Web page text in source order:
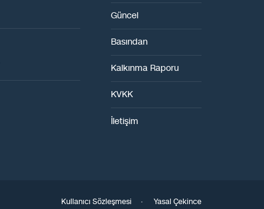
Güncel
Basından
Kalkınma Raporu
KVKK
İletişim
Kullanıcı Sözleşmesi · Yasal Çekince